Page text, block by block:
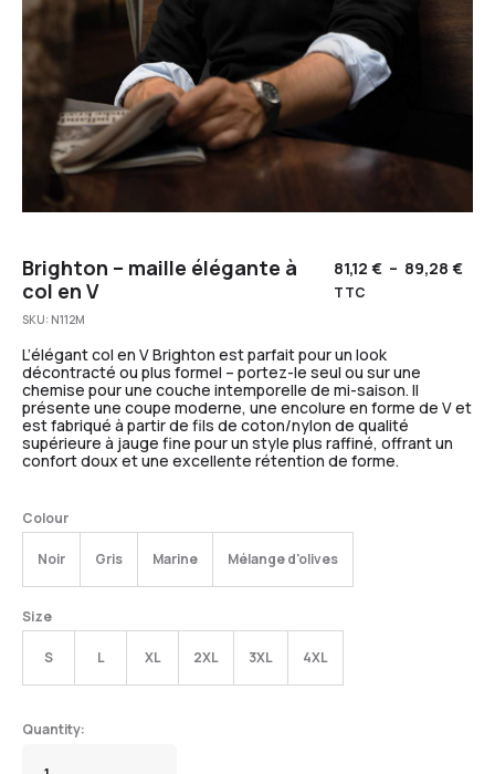
Brighton – maille élégante à
col en V
81,12 € – 89,28 €
TTC
SKU: N112M
L’élégant col en V Brighton est parfait pour un look
décontracté ou plus formel – portez-le seul ou sur une
chemise pour une couche intemporelle de mi-saison. Il
présente une coupe moderne, une encolure en forme de V et
est fabriqué à partir de fils de coton/nylon de qualité
supérieure à jauge fine pour un style plus raffiné, offrant un
confort doux et une excellente rétention de forme.
Colour
Noir Gris Marine Mélange d'olives
Size
S L XL 2XL 3XL 4XL